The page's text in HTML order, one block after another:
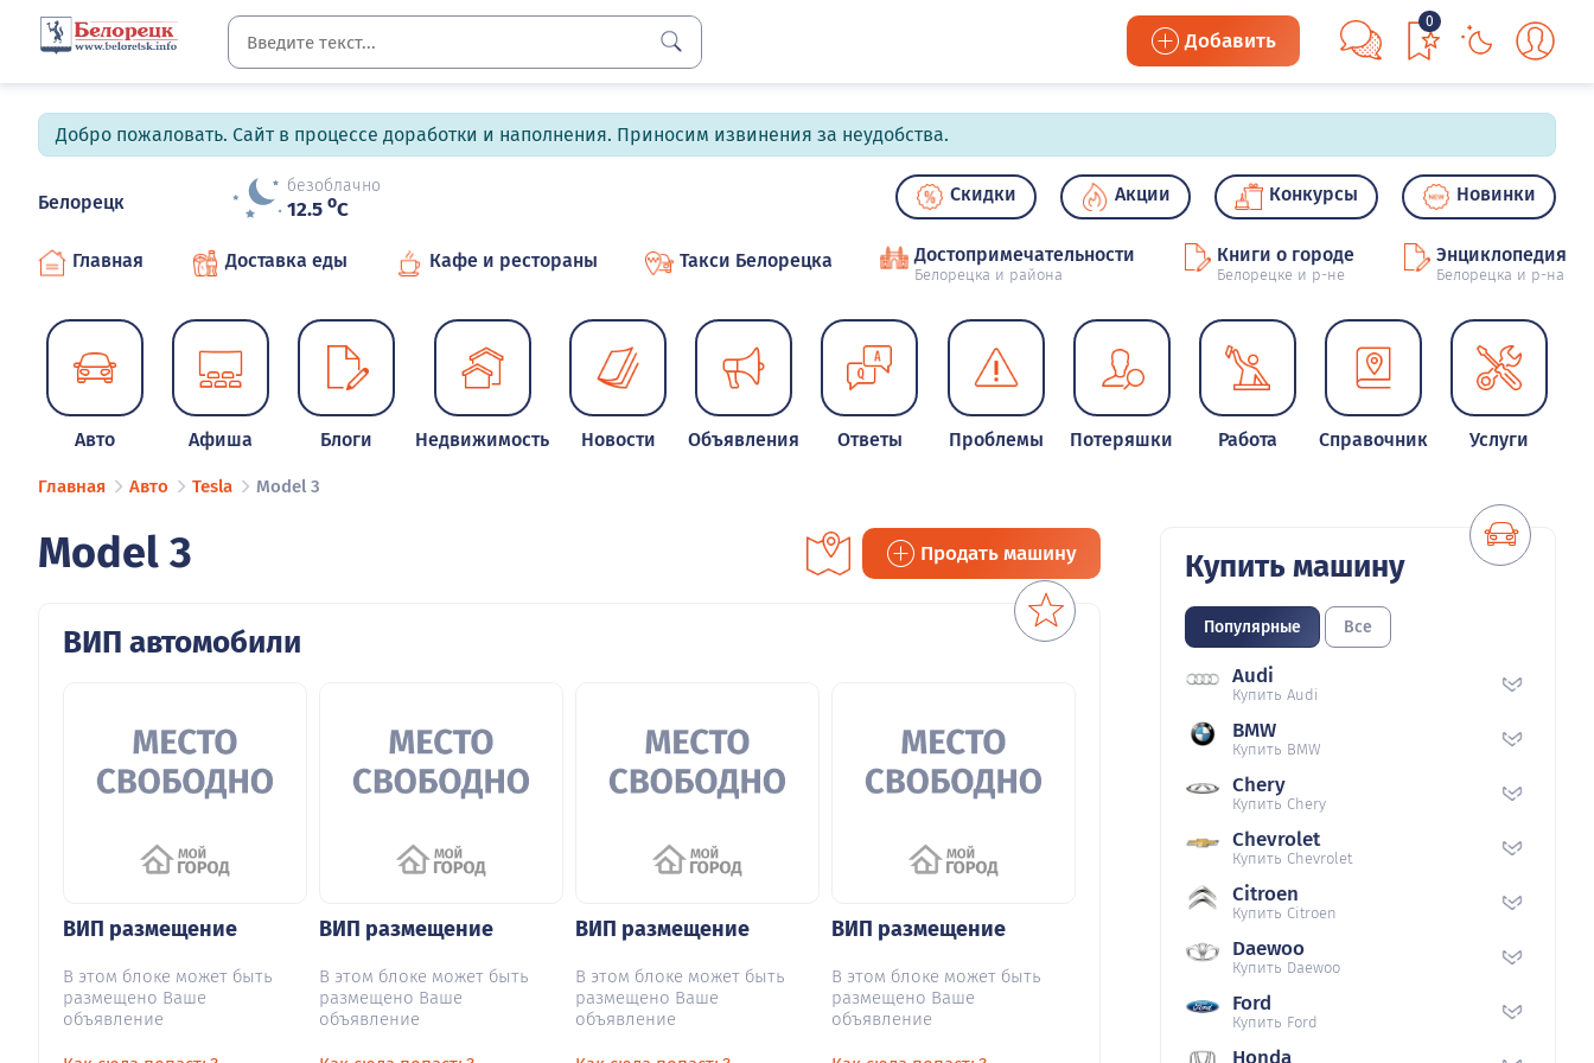
Добавить
0
Добро пожаловать. Сайт в процессе доработки и наполнения. Приносим извинения за неудобства.
Белорецк
безоблачно
12.5 oC
Скидки Акции Конкурсы Новинки
Главная Доставка еды Кафе и рестораны Такси Белорецка Достопримечательности
Белорецка и района
Книги о городе
Белорецке и р-не
Энциклопедия
Белорецка и р-на
Авто Афиша Блоги Недвижимость Новости Объявления Ответы Проблемы Потеряшки Работа Справочник Услуги
Главная Авто Tesla Model 3
Model 3 Продать машину
ВИП автомобили
ВИП размещение
В этом блоке может быть
размещено Ваше
объявление
ВИП размещение
В этом блоке может быть
размещено Ваше
объявление
ВИП размещение
В этом блоке может быть
размещено Ваше
объявление
ВИП размещение
В этом блоке может быть
размещено Ваше
объявление
Купить машину
Популярные Все
Audi
Купить Audi
BMW
Купить BMW
Chery
Купить Chery
Chevrolet
Купить Chevrolet
Citroen
Купить Citroen
Daewoo
Купить Daewoo
Ford
Купить Ford
Honda